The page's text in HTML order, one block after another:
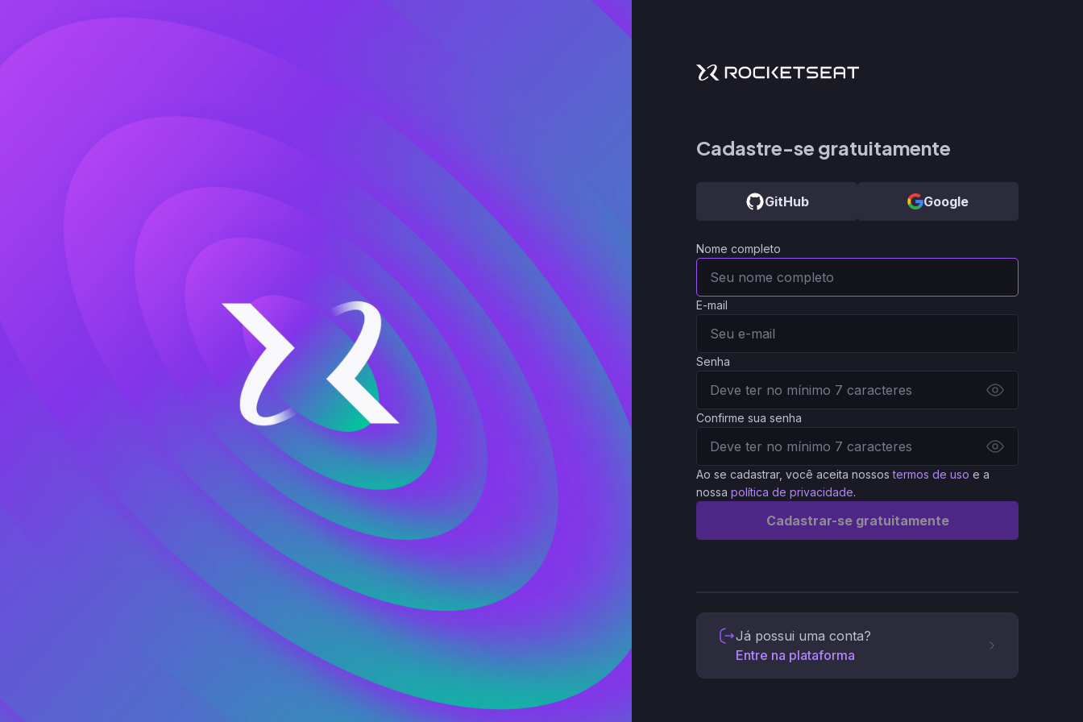
Cadastre-se gratuitamente
GitHub Google
Nome completo
E-mail
Senha
Confirme sua senha
Ao se cadastrar, você aceita nossos termos de uso e a
nossa política de privacidade.
Cadastrar-se gratuitamente
Já possui uma conta?
Entre na plataforma